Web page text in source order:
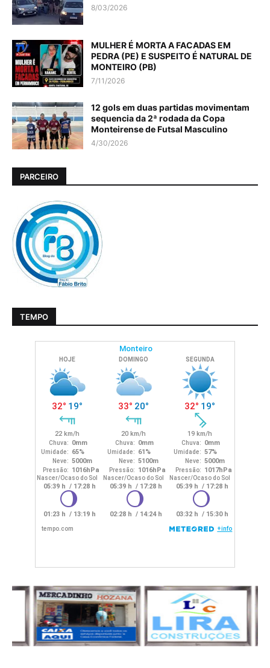
8/03/2026
MULHER É MORTA A FACADAS EM
PEDRA (PE) E SUSPEITO É NATURAL DE
MONTEIRO (PB)
7/11/2026
12 gols em duas partidas movimentam
sequencia da 2ª rodada da Copa
Monteirense de Futsal Masculino
4/30/2026
PARCEIRO
TEMPO